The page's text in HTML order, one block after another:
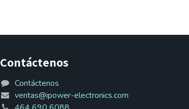
Contáctenos
Contáctenos
ventas@ipower-electronics.com